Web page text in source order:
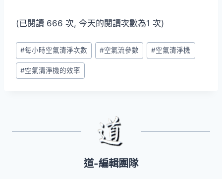
(已閱讀 666 次, 今天的閱讀次數為1 次)
Post
Tags:
#每小時空氣清淨次數 #空氣流參數 #空氣清淨機
#空氣清淨機的效率
道-編輯團隊